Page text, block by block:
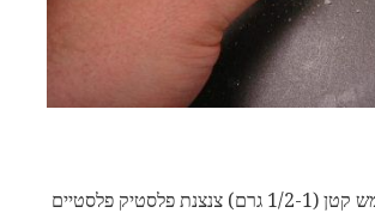
אתה יכול גם להשתמש קטן (1/2-1 גרם) צנצנת פלסטיק פלסטיים